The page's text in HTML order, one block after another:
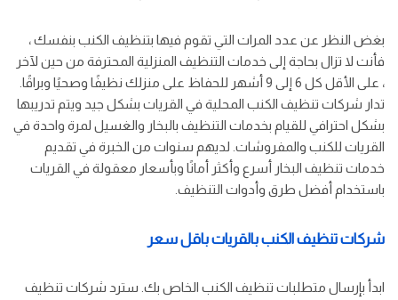
بغض النظر عن عدد المرات التي تقوم فيها بتنظيف الكنب بنفسك ،
فأنت لا تزال بحاجة إلى خدمات التنظيف المنزلية المحترفة من حين لآخر
، على الأقل كل 6 إلى 9 أشهر للحفاظ على منزلك نظيفًا وصحيًا وبراقًا.
تدار شركات تنظيف الكنب المحلية في القريات بشكل جيد ويتم تدريبها
بشكل احترافي للقيام بخدمات التنظيف بالبخار والغسيل لمرة واحدة في
القريات للكنب والمفروشات. لديهم سنوات من الخبرة في تقديم
خدمات تنظيف البخار أسرع وأكثر أمانًا وبأسعار معقولة في القريات
باستخدام أفضل طرق وأدوات التنظيف.
شركات تنظيف الكنب بالقريات باقل سعر
ابدأ بإرسال متطلبات تنظيف الكنب الخاص بك. سترد شركات تنظيف